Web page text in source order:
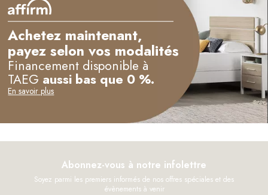
Achetez maintenant,
payez selon vos modalités
Financement disponible à
TAEG aussi bas que 0 %.
En savoir plus
Abonnez-vous à notre infolettre
Soyez parmi les premiers informés de nos offres spéciales et des
évènements à venir